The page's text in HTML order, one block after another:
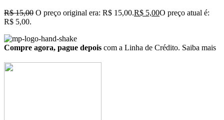
R$15,00 O preço original era: R$ 15,00.R$ 5,00O preço atual é:
R$ 5,00.
Compre agora, pague depois com a Linha de Crédito. Saiba mais